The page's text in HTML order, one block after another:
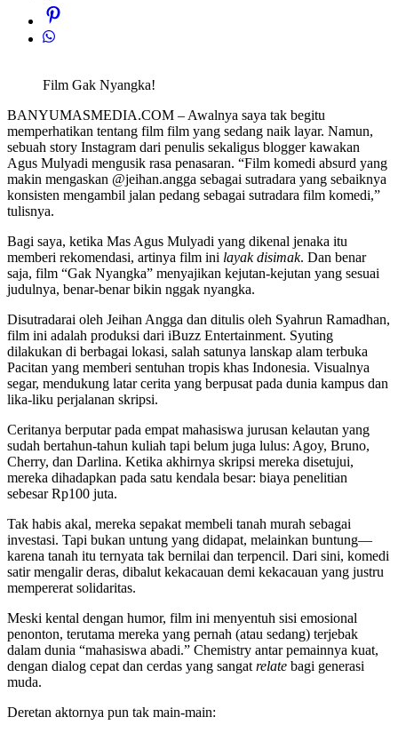
Film Gak Nyangka!
BANYUMASMEDIA.COM – Awalnya saya tak begitu
memperhatikan tentang film film yang sedang naik layar. Namun,
sebuah story Instagram dari penulis sekaligus blogger kawakan
Agus Mulyadi mengusik rasa penasaran. “Film komedi absurd yang
makin mengaskan @jeihan.angga sebagai sutradara yang sebaiknya
konsisten mengambil jalan pedang sebagai sutradara film komedi,”
tulisnya.
Bagi saya, ketika Mas Agus Mulyadi yang dikenal jenaka itu
memberi rekomendasi, artinya film ini layak disimak. Dan benar
saja, film “Gak Nyangka” menyajikan kejutan-kejutan yang sesuai
judulnya, benar-benar bikin nggak nyangka.
Disutradarai oleh Jeihan Angga dan ditulis oleh Syahrun Ramadhan,
film ini adalah produksi dari iBuzz Entertainment. Syuting
dilakukan di berbagai lokasi, salah satunya lanskap alam terbuka
Pacitan yang memberi sentuhan tropis khas Indonesia. Visualnya
segar, mendukung latar cerita yang berpusat pada dunia kampus dan
lika-liku perjalanan skripsi.
Ceritanya berputar pada empat mahasiswa jurusan kelautan yang
sudah bertahun-tahun kuliah tapi belum juga lulus: Agoy, Bruno,
Cherry, dan Darlina. Ketika akhirnya skripsi mereka disetujui,
mereka dihadapkan pada satu kendala besar: biaya penelitian
sebesar Rp100 juta.
Tak habis akal, mereka sepakat membeli tanah murah sebagai
investasi. Tapi bukan untung yang didapat, melainkan buntung—
karena tanah itu ternyata tak bernilai dan terpencil. Dari sini, komedi
satir mengalir deras, dibalut kekacauan demi kekacauan yang justru
mempererat solidaritas.
Meski kental dengan humor, film ini menyentuh sisi emosional
penonton, terutama mereka yang pernah (atau sedang) terjebak
dalam dunia “mahasiswa abadi.” Chemistry antar pemainnya kuat,
dengan dialog cepat dan cerdas yang sangat relate bagi generasi
muda.
Deretan aktornya pun tak main-main: